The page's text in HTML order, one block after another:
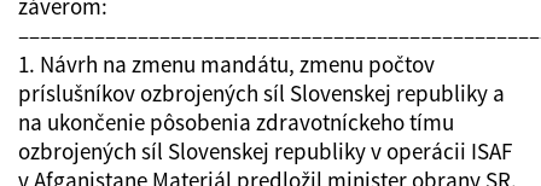
záverom:
1. Návrh na zmenu mandátu, zmenu počtov
príslušníkov ozbrojených síl Slovenskej republiky a
na ukončenie pôsobenia zdravotníckeho tímu
ozbrojených síl Slovenskej republiky v operácii ISAF
v Afganistane Materiál predložil minister obrany SR.